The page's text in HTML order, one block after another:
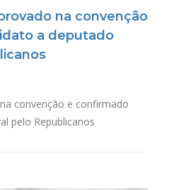
na convenção
a deputado
convenção e confirmado
pelo Republicanos